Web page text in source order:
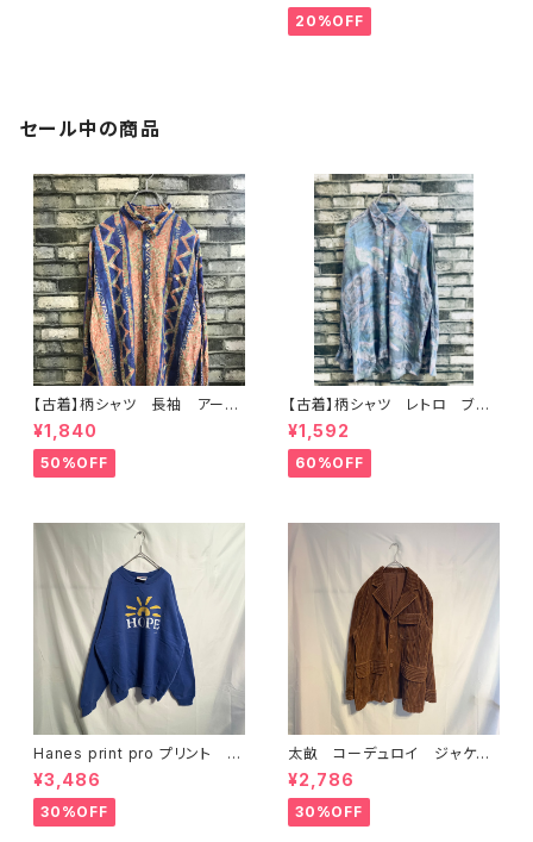
20%OFF
セール中の商品
【古着】柄シャツ 長袖 アー
ト レトロ クレイジー ブル
ー レーヨン
¥1,840
50%OFF
【古着】柄シャツ レトロ ブル
ー系 アート
¥1,592
60%OFF
Hanes print pro プリント ス
ウェット L ブルー
¥3,486
30%OFF
太畝 コーデュロイ ジャケッ
ト ブラウン キャメル
¥2,786
30%OFF